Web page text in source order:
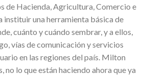
de Hacienda, Agricultura, Comercio e
instituir una herramienta básica de
cuánto y cuándo sembrar, y a ellos,
vías de comunicación y servicios
en las regiones del país. Milton
no lo que están haciendo ahora que ya